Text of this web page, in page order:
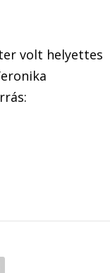
volt helyettes